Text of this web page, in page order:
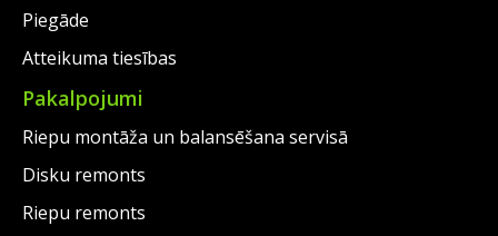
Piegāde
Atteikuma tiesības
Pakalpojumi
Riepu montāža un balansēšana servisā
Disku remonts
Riepu remonts